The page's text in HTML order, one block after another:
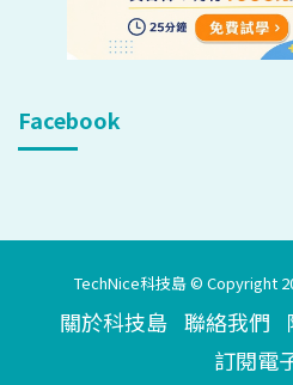
Facebook
TechNice科技島 © Copyright
關於科技島 聯絡我們
訂閱電